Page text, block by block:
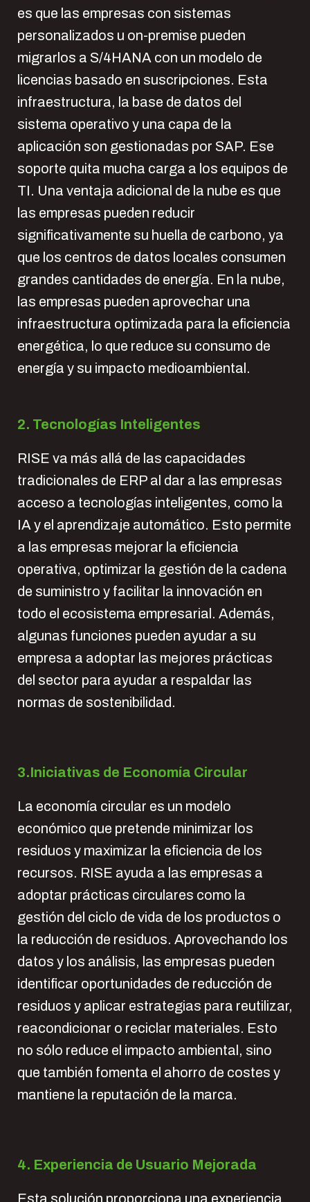
es que las empresas con sistemas
personalizados u on-premise pueden
migrarlos a S/4HANA con un modelo de
licencias basado en suscripciones. Esta
infraestructura, la base de datos del
sistema operativo y una capa de la
aplicación son gestionadas por SAP. Ese
soporte quita mucha carga a los equipos de
TI. Una ventaja adicional de la nube es que
las empresas pueden reducir
significativamente su huella de carbono, ya
que los centros de datos locales consumen
grandes cantidades de energía. En la nube,
las empresas pueden aprovechar una
infraestructura optimizada para la eficiencia
energética, lo que reduce su consumo de
energía y su impacto medioambiental.
2. Tecnologías Inteligentes
RISE va más allá de las capacidades
tradicionales de ERP al dar a las empresas
acceso a tecnologías inteligentes, como la
IA y el aprendizaje automático. Esto permite
a las empresas mejorar la eficiencia
operativa, optimizar la gestión de la cadena
de suministro y facilitar la innovación en
todo el ecosistema empresarial. Además,
algunas funciones pueden ayudar a su
empresa a adoptar las mejores prácticas
del sector para ayudar a respaldar las
normas de sostenibilidad.
3.Iniciativas de Economía Circular
La economía circular es un modelo
económico que pretende minimizar los
residuos y maximizar la eficiencia de los
recursos. RISE ayuda a las empresas a
adoptar prácticas circulares como la
gestión del ciclo de vida de los productos o
la reducción de residuos. Aprovechando los
datos y los análisis, las empresas pueden
identificar oportunidades de reducción de
residuos y aplicar estrategias para reutilizar,
reacondicionar o reciclar materiales. Esto
no sólo reduce el impacto ambiental, sino
que también fomenta el ahorro de costes y
mantiene la reputación de la marca.
4. Experiencia de Usuario Mejorada
Esta solución proporciona una experiencia